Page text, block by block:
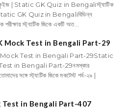
কুইজ | Static GK Quiz in Bengaliস্ট্যাটিক
GK Quiz in Bengaliবিভিন্ন
পরীক্ষায় স্ট্যাটিক জিকে একটি অত...
Mock Test in Bengali Part-29
Test in Bengali Part-29Static
in Bengali Part-29নমস্কার
সঙ্গে স্ট্যাটিক জিকে মকটেস্ট পর্ব-২৯ |
Test in Bengali Part-407